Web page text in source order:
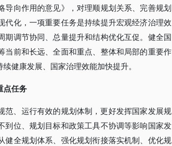
向作用的意见》，对理顺规划关系、完善规划
化，一项重要任务是持续提升宏观经济治理效
调节协同、总量提升和结构优化互促。健全国
前和长远、全面和重点、整体和局部的重要作
健康发展、国家治理效能加快提升。
点任务
、运行有效的规划体制，更好发挥国家发展规
位、规划目标和政策工具不协调等影响国家发
全规划体系、强化规划衔接落实机制、优化规